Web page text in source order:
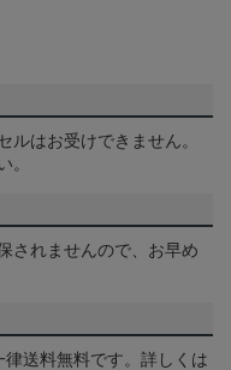
ルはお受けできません。
。
されませんので、お早め
送料無料です。詳しくは